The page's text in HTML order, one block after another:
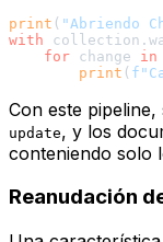
print ( "Abriendo
with
for change in
print (
Con este
update, y los
conteniendo solo
Reanudación